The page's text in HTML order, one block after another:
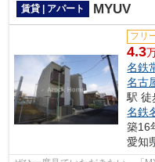
賃貸 | アパート MYUV
フリ
4.3
名鉄
名古
駅 徒
名鉄
築16
愛知